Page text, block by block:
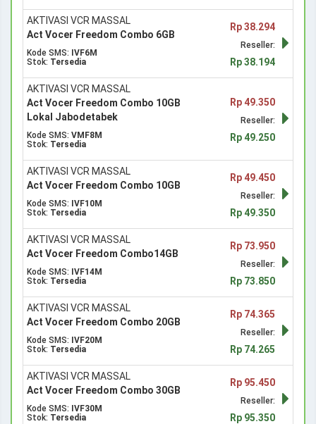
AKTIVASI VCR MASSAL
Act Vocer Freedom Combo 6GB
Kode SMS: IVF6M
Stok: Tersedia
Rp 38.294
Reseller:
Rp 38.194
AKTIVASI VCR MASSAL
Act Vocer Freedom Combo 10GB
Lokal Jabodetabek
Kode SMS: VMF8M
Stok: Tersedia
Rp 49.350
Reseller:
Rp 49.250
AKTIVASI VCR MASSAL
Act Vocer Freedom Combo 10GB
Kode SMS: IVF10M
Stok: Tersedia
Rp 49.450
Reseller:
Rp 49.350
AKTIVASI VCR MASSAL
Act Vocer Freedom Combo14GB
Kode SMS: IVF14M
Stok: Tersedia
Rp 73.950
Reseller:
Rp 73.850
AKTIVASI VCR MASSAL
Act Vocer Freedom Combo 20GB
Kode SMS: IVF20M
Stok: Tersedia
Rp 74.365
Reseller:
Rp 74.265
AKTIVASI VCR MASSAL
Act Vocer Freedom Combo 30GB
Kode SMS: IVF30M
Stok: Tersedia
Rp 95.450
Reseller:
Rp 95.350